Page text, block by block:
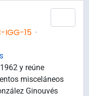
IGG-15 ·
y reúne
misceláneos
Ginouvés